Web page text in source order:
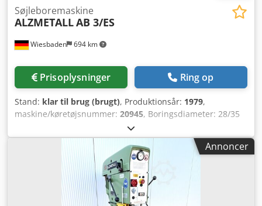
Wiesbaden 694 km
Søjleboremaskine
ALZMETALLAB 3/ES
Prisoplysninger Ring op
Stand: klar til brug (brugt), Produktionsår: 1979,
maskine/køretøjsnummer: 20945, Boringsdiameter: 28/35
mm Spindelholder: MK 3 Udhæng: 293 mm Bordstørrelse:
400 x 400 mm Bordet kan drejes og højdes ved hjælp af et
håndhjul og en tandstang på en rund søjle. Stor afstand
mellem bord og borepatron: 630 mm Borepatronslag: 180
mm Spindelhastighed, trinløst justerbar i 4 trin: 65 - 1750
o/min. Dcodpfxezh H I Us Ac Dek Drivmotor: 380 V, 0,9/1,5
kW Vægt: 340 kg Pladsbehov: 600 x 920 x 1880 mm
Annoncer